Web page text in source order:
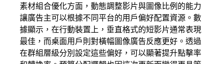
素材組合優化方面，動態調整影片與圖像比例的能力
讓廣告主可以根據不同平台的用戶偏好配置資源。數
據顯示，在行動裝置上，垂直格式的短影片通常表現
最佳，而桌面用戶則對橫幅圖像廣告反應更好。透過
在群組層級分別設定這些偏好，可以顯著提升點擊率